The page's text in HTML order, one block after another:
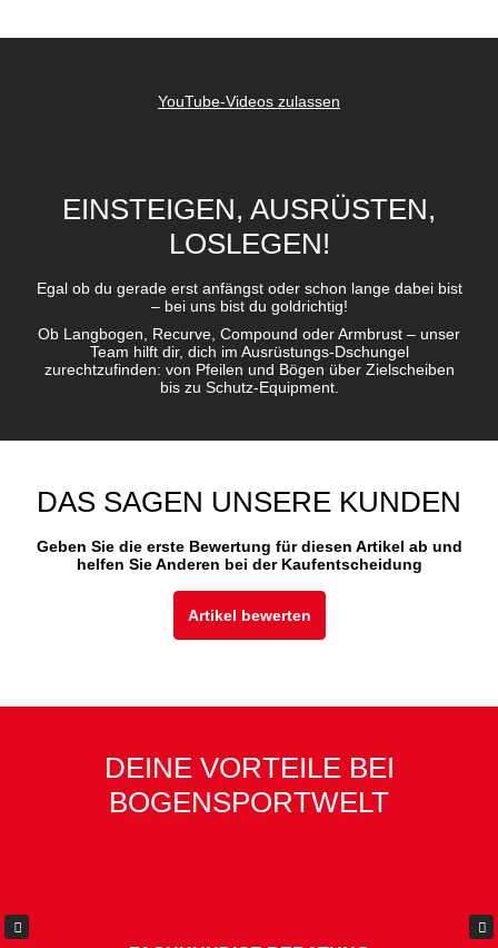
YouTube-Videos zulassen
EINSTEIGEN, AUSRÜSTEN,
LOSLEGEN!
Egal ob du gerade erst anfängst oder schon lange dabei bist
– bei uns bist du goldrichtig!
Ob Langbogen, Recurve, Compound oder Armbrust – unser
Team hilft dir, dich im Ausrüstungs-Dschungel
zurechtzufinden: von Pfeilen und Bögen über Zielscheiben
bis zu Schutz-Equipment.
DAS SAGEN UNSERE KUNDEN
Geben Sie die erste Bewertung für diesen Artikel ab und
helfen Sie Anderen bei der Kaufentscheidung
Artikel bewerten
DEINE VORTEILE BEI
BOGENSPORTWELT